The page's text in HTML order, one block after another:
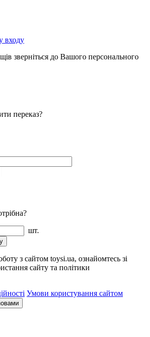
входу
зверніться до Вашого персонального
переказ?
шт.
з сайтом toysi.ua, ознайомтесь зі
сайту та політики
Умови користування сайтом